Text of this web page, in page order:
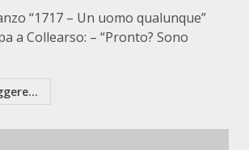
“1717 – Un uomo qualunque”
a Collearso: – “Pronto? Sono